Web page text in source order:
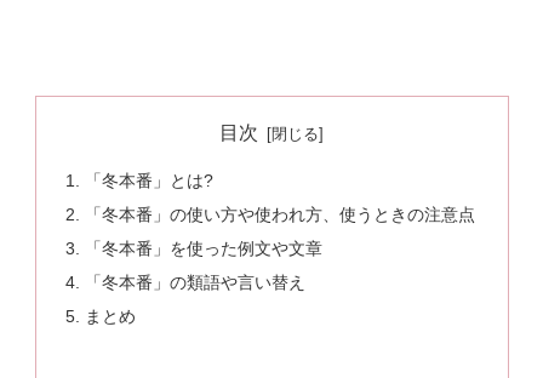
目次
「冬本番」とは?
「冬本番」の使い方や使われ方、使うときの注意点
「冬本番」を使った例文や文章
「冬本番」の類語や言い替え
まとめ